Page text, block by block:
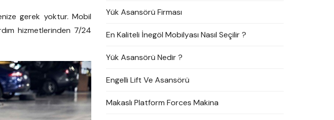
gerek yoktur. Mobil
hizmetlerinden 7/24
Yük Asansörü Firması
En Kaliteli İnegöl Mobilyası Nasıl Seçilir ?
Yük Asansörü Nedir ?
Engelli Lift Ve Asansörü
Makaslı Platform Forces Makina